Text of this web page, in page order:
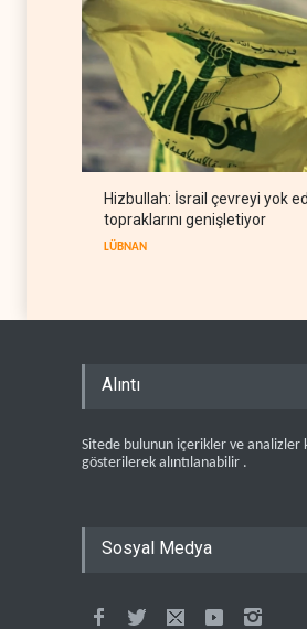
Hizbullah: İsrail çevreyi yok
topraklarını genişletiyor
LÜBNAN
Alıntı
Sitede bulunun içerikler ve analizler
gösterilerek alıntılanabilir .
Sosyal Medya